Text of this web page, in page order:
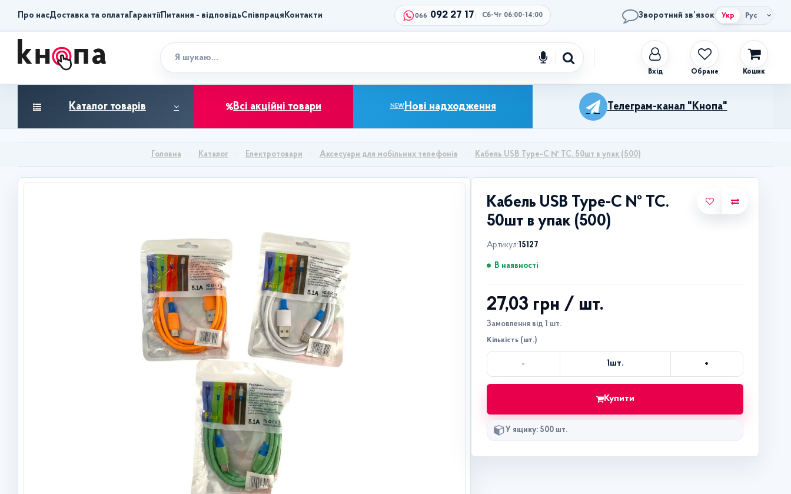
Про насДоставка та оплата ГарантіїПитання - відповідьСпівпраця Контакти 066 092 27 17 Сб-Чт 06:00-14:00 Зворотний зв’язок Укр Рус
Обране Кошик
Каталог товарів Всі акційні товари NEWНові надходження Телеграм-канал "Кнопа"
Каталог Електротовари Аксесуари для мобільних телефонів Кабель USB Type-C № ТС. 50шт в упак (500)
Кабель USB Type-C № ТС.
50шт в упак (500)
Артикул:15127
В наявності
27,03 грн / шт.
Замовлення від 1 шт.
Кількість (шт.)
- 1шт. +
Купити
У ящику: 500 шт.